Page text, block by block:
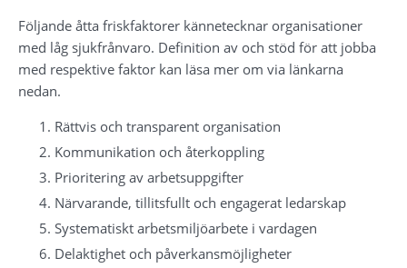
Följande åtta friskfaktorer kännetecknar organisationer
med låg sjukfrånvaro. Definition av och stöd för att jobba
med respektive faktor kan läsa mer om via länkarna
nedan.
Rättvis och transparent organisation
Kommunikation och återkoppling
Prioritering av arbetsuppgifter
Närvarande, tillitsfullt och engagerat ledarskap
Systematiskt arbetsmiljöarbete i vardagen
Delaktighet och påverkansmöjligheter